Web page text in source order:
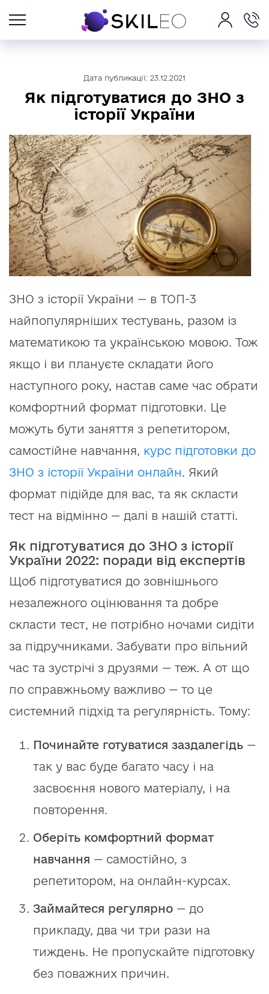
Дата публикації: 23.12.2021
Як підготуватися до ЗНО з
історії України
ЗНО з історії України — в ТОП-3
найпопулярніших тестувань, разом із
математикою та українською мовою. Тож
якщо і ви плануєте складати його
наступного року, настав саме час обрати
комфортний формат підготовки. Це
можуть бути заняття з репетитором,
самостійне навчання, курс підготовки до
ЗНО з історії України онлайн. Який
формат підійде для вас, та як скласти
тест на відмінно — далі в нашій статті.
Як підготуватися до ЗНО з історії
України 2022: поради від експертів
Щоб підготуватися до зовнішнього
незалежного оцінювання та добре
скласти тест, не потрібно ночами сидіти
за підручниками. Забувати про вільний
час та зустрічі з друзями — теж. А от що
по справжньому важливо — то це
системний підхід та регулярність. Тому:
Починайте готуватися заздалегідь —
так у вас буде багато часу і на
засвоєння нового матеріалу, і на
повторення.
Оберіть комфортний формат
навчання — самостійно, з
репетитором, на онлайн-курсах.
Займайтеся регулярно — до
прикладу, два чи три рази на
тиждень. Не пропускайте підготовку
без поважних причин.